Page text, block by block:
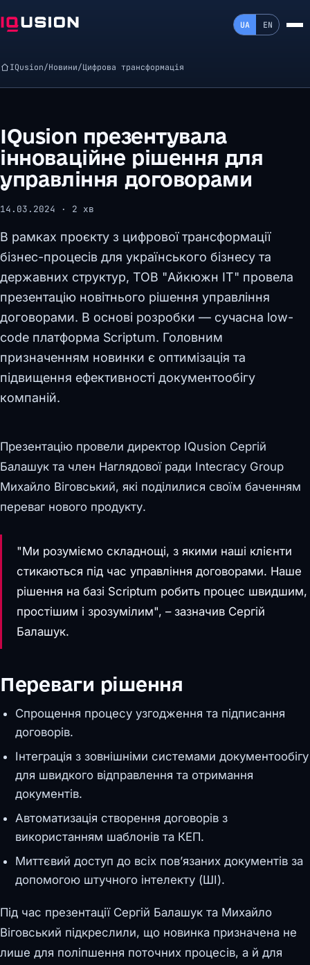
UA EN
IQusion/Новини/Цифрова трансформація
IQusion презентувала
інноваційне рішення для
управління договорами
14.03.2024 · 2 хв
В рамках проєкту з цифрової трансформації
бізнес-процесів для українського бізнесу та
державних структур, ТОВ "Айкюжн ІТ" провела
презентацію новітнього рішення управління
договорами. В основі розробки — сучасна low-
code платформа Scriptum. Головним
призначенням новинки є оптимізація та
підвищення ефективності документообігу
компаній.
Презентацію провели директор IQusion Сергій
Балашук та член Наглядової ради Intecracy Group
Михайло Віговський, які поділилися своїм баченням
переваг нового продукту.
"Ми розуміємо складнощі, з якими наші клієнти
стикаються під час управління договорами. Наше
рішення на базі Scriptum робить процес швидшим,
простішим і зрозумілим", – зазначив Сергій
Балашук.
Переваги рішення
Спрощення процесу узгодження та підписання
договорів.
Інтеграція з зовнішніми системами документообігу
для швидкого відправлення та отримання
документів.
Автоматизація створення договорів з
використанням шаблонів та КЕП.
Миттєвий доступ до всіх пов’язаних документів за
допомогою штучного інтелекту (ШІ).
Під час презентації Сергій Балашук та Михайло
Віговський підкреслили, що новинка призначена не
лише для поліпшення поточних процесів, а й для